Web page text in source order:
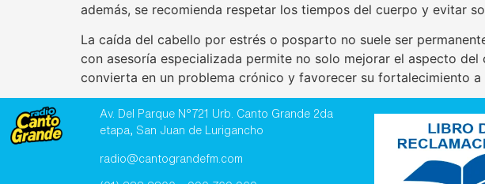
además, se recomienda respetar los tiempos del cuerpo y evitar
La caída del cabello por estrés o posparto no suele ser
con asesoría especializada permite no solo mejorar el aspecto
convierta en un problema crónico y favorecer su fortalecimiento a
Av. Del Parque N°721 Urb. Canto Grande 2da
etapa, San Juan de Lurigancho
radio@cantograndefm.com